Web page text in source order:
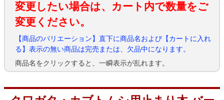
変更したい場合は、カート内で数量をご
変更ください。
【商品のバリエーション】直下に商品名および【カートに入れ
る】表示の無い商品は完売または、欠品中になります。
商品名をクリックすると、一瞬表示が乱れます。